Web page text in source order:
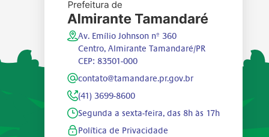
Av. Emílio Johnson nº 360
Centro, Almirante Tamandaré/PR
CEP: 83501-000
contato@tamandare.pr.gov.br
(41) 3699-8600
Segunda a sexta-feira, das 8h às 17h
Política de Privacidade